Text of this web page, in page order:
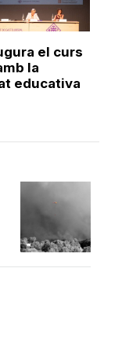
el curs
la
educativa